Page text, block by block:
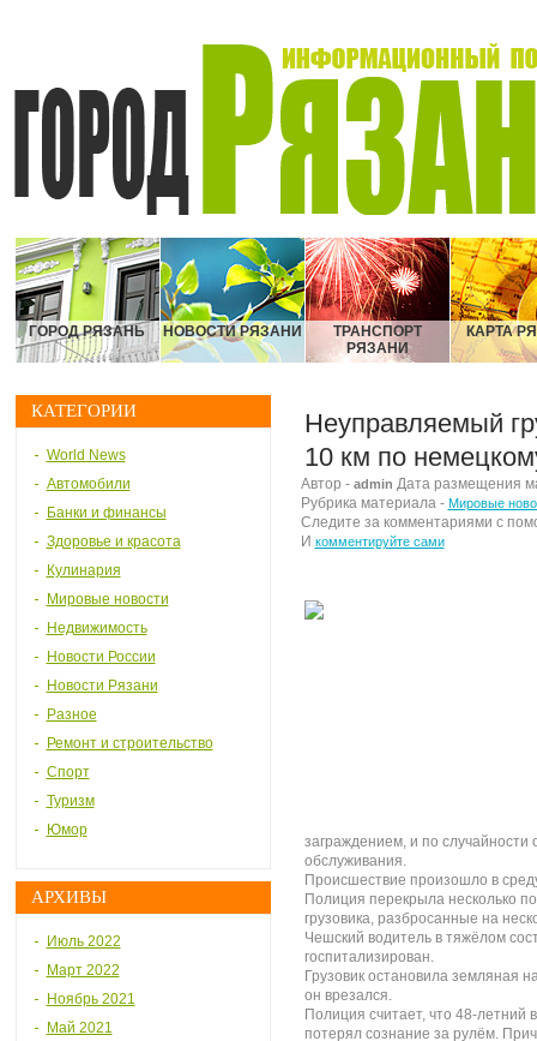
ГОРОД РЯЗАНЬ НОВОСТИ РЯЗАНИ
ТРАНСПОРТ
РЯЗАНИ
КАРТА
КАТЕГОРИИ
World News
Автомобили
Банки и финансы
Здоровье и красота
Кулинария
Мировые новости
Недвижимость
Новости России
Новости Рязани
Разное
Ремонт и строительство
Спорт
Туризм
Юмор
АРХИВЫ
Июль 2022
Март 2022
Ноябрь 2021
Май 2021
Неуправляемый
10 км по
Автор - admin Дата размещения
Рубрика материала - Мировые
Следите за комментариями с
И комментируйте сами
заграждением, и по случайности
обслуживания.
Происшествие произошло в
Полиция перекрыла несколько
грузовика, разбросанные на
Чешский водитель в тяжёлом
госпитализирован.
Грузовик остановила земляная
он врезался.
Полиция считает, что 48-летний
потерял сознание за рулём.